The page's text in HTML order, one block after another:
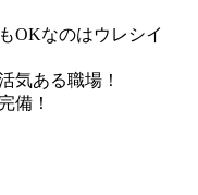
OKなのはウレシイ
気ある職場！
備！